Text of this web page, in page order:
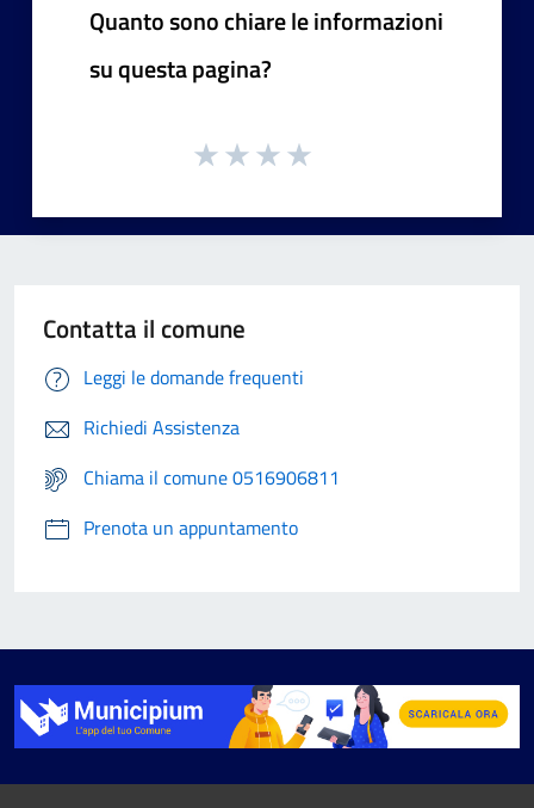
Quanto sono chiare le informazioni
su questa pagina?
Contatta il comune
Leggi le domande frequenti
Richiedi Assistenza
Chiama il comune 0516906811
Prenota un appuntamento